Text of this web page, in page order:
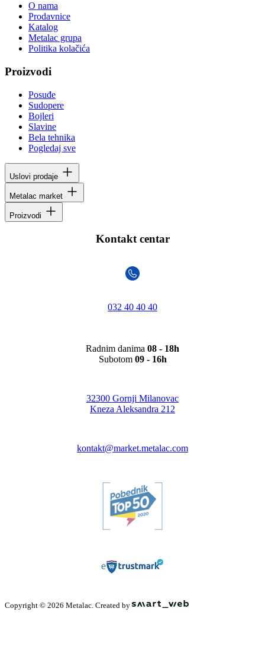
O nama
Prodavnice
Katalog
Metalac grupa
Politika kolačića
Proizvodi
Posuđe
Sudopere
Bojleri
Slavine
Bela tehnika
Pogledaj sve
Uslovi prodaje
Metalac market
Proizvodi
Kontakt centar
032 40 40 40
Radnim danima 08 - 18h
Subotom 09 - 16h
32300 Gornji Milanovac
Kneza Aleksandra 212
kontakt@market.metalac.com
Copyright © 2026 Metalac. Created by